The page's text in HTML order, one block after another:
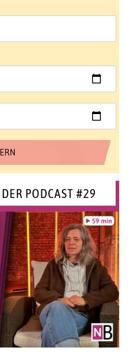
DER PODCAST #29